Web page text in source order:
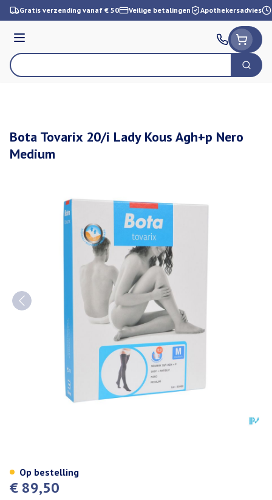
Ga naar de inhoud
Gratis verzending vanaf € 50 Veilige betalingen Apothekersadvies
Menu
Product, merk, categorie... Zoek
Bota Tovarix 20/i Lady Kous Agh+p Nero
Medium
€ 89,50
Op bestelling